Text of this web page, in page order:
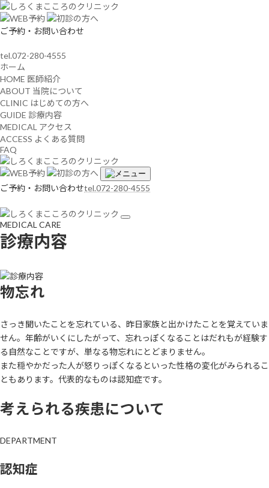
ご予約・お問い合わせ
tel.072-280-4555
ホーム
HOME 医師紹介
ABOUT 当院について
CLINIC はじめての方へ
GUIDE 診療内容
MEDICAL アクセス
ACCESS よくある質問
FAQ
ご予約・お問い合わせtel.072-280-4555
MEDICAL CARE
診療内容
物忘れ
さっき聞いたことを忘れている、昨日家族と出かけたことを覚えていま
せん。年齢がいくにしたがって、忘れっぽくなることはだれもが経験す
る自然なことですが、単なる物忘れにとどまりません。
また穏やかだった人が怒りっぽくなるといった性格の変化がみられるこ
ともあります。代表的なものは認知症です。
考えられる疾患について
DEPARTMENT
認知症